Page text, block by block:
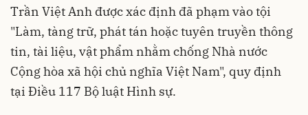
Trần Việt Anh được xác định đã phạm vào tội
"Làm, tàng trữ, phát tán hoặc tuyên truyền thông
tin, tài liệu, vật phẩm nhằm chống Nhà nước
Cộng hòa xã hội chủ nghĩa Việt Nam", quy định
tại Điều 117 Bộ luật Hình sự.